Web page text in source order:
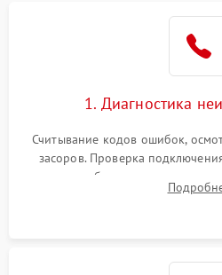
1. Диагностика
Считывание кодов ошибок,
засоров. Проверка
жалоб на отсутствие
разбрызгивателей или